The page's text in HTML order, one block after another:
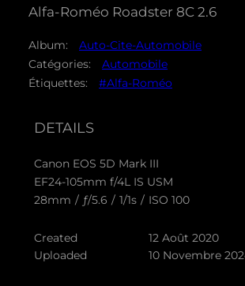
Alfa-Roméo Roadster 8C 2.6
Album:
Auto-Cite-Automobile
Catégories:
Automobile
Étiquettes:
#Alfa-Roméo
DETAILS
Canon EOS 5D Mark III
EF24-105mm f/4L IS USM
28mm / ƒ/5.6 / 1/1s / ISO 100
Created
12 Août 2020
Uploaded
10 Novembre